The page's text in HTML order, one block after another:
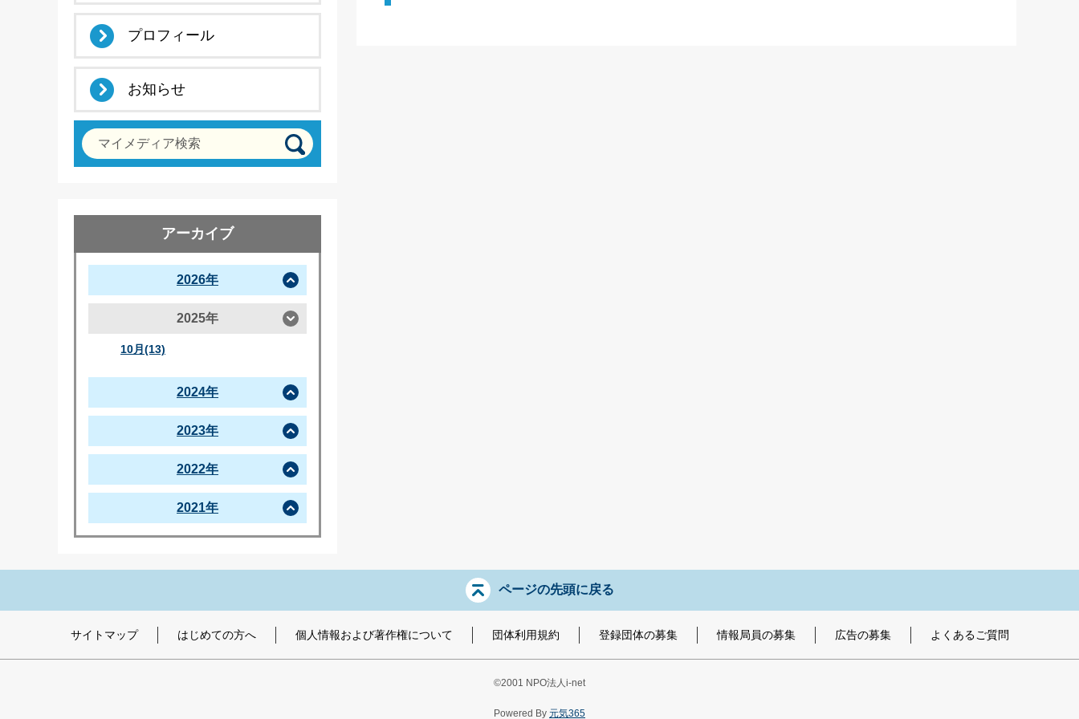
プロフィール
お知らせ
マイメディア検索
アーカイブ
2026年
2025年
10月(13)
2024年
2023年
2022年
2021年
ページの先頭に戻る
サイトマップ はじめての方へ 個人情報および著作権について 団体利用規約 登録団体の募集 情報局員の募集 広告の募集 よくあるご質問
©2001 NPO法人i-net
Powered By 元気365